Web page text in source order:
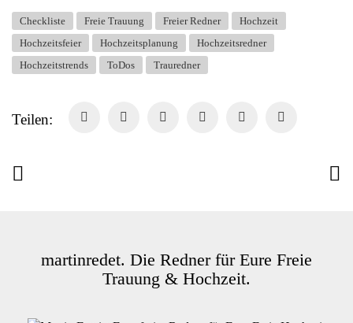
Checkliste Freie Trauung Freier Redner
Hochzeit
Hochzeitsfeier
Hochzeitsplanung
Hochzeitsredner
Hochzeitstrends
ToDos Trauredner
Teilen:
martinredet. Die Redner für Eure Freie
Trauung & Hochzeit.